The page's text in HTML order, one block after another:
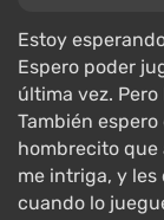
Estoy
Espero poder
última vez.
También
hombrecito que
me intriga, y
cuando lo